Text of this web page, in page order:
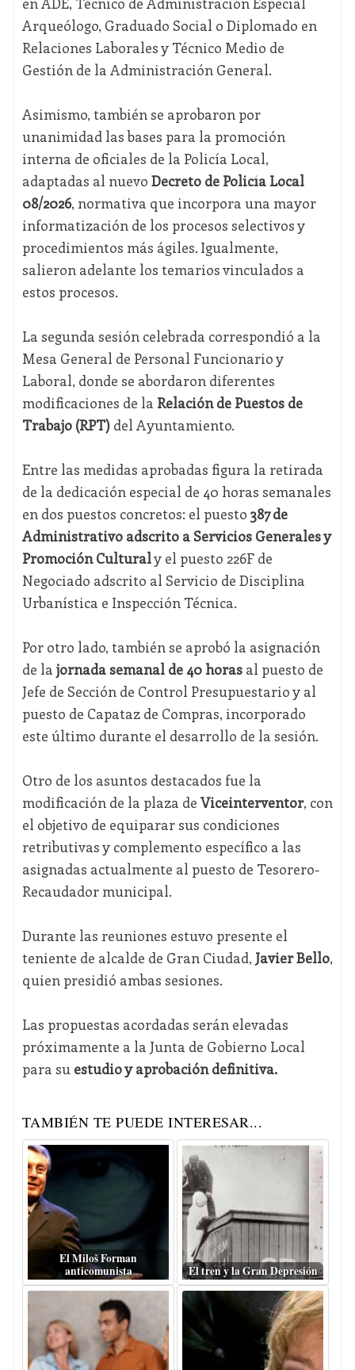
Arqueólogo, Graduado Social o Diplomado en
Relaciones Laborales y Técnico Medio de
Gestión de la Administración General.
Asimismo, también se aprobaron por
unanimidad las bases para la promoción
interna de oficiales de la Policía Local,
adaptadas al nuevo Decreto de Policía Local
08/2026, normativa que incorpora una mayor
informatización de los procesos selectivos y
procedimientos más ágiles. Igualmente,
salieron adelante los temarios vinculados a
estos procesos.
La segunda sesión celebrada correspondió a la
Mesa General de Personal Funcionario y
Laboral, donde se abordaron diferentes
modificaciones de la Relación de Puestos de
Trabajo (RPT)del Ayuntamiento.
Entre las medidas aprobadas figura la retirada
de la dedicación especial de 40 horas semanales
en dos puestos concretos: el puesto 387 de
Administrativo adscrito a Servicios Generales y
Promoción Culturaly el puesto 226F de
Negociado adscrito al Servicio de Disciplina
Urbanística e Inspección Técnica.
Por otro lado, también se aprobó la asignación
de la jornada semanal de 40 horasal puesto de
Jefe de Sección de Control Presupuestario y al
puesto de Capataz de Compras, incorporado
este último durante el desarrollo de la sesión.
Otro de los asuntos destacados fue la
modificación de la plaza de Viceinterventor, con
el objetivo de equiparar sus condiciones
retributivas y complemento específico a las
asignadas actualmente al puesto de Tesorero-
Recaudador municipal.
Durante las reuniones estuvo presente el
teniente de alcalde de Gran Ciudad, Javier Bello,
quien presidió ambas sesiones.
Las propuestas acordadas serán elevadas
próximamente a la Junta de Gobierno Local
para su estudio y aprobación definitiva.
TAMBIÉN TE PUEDE INTERESAR...
El Miloš Forman
anticomunista
El tren y la Gran Depresión